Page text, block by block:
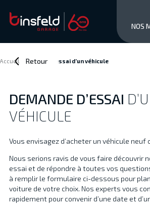
MARQUES
STOCK NEUF
SERVICES / VENTE
ATELIER
À PROPOS
ACCÈS ET CONTACTS
Private/Professional lease
Financements
Reprise
Jobs
Actualités
NOS
Retour
Accueil Demande d’essai d’un véhicule
DEMANDE D’ESSAI
VÉHICULE
Vous envisagez d’acheter un véhicule neuf
Nous serions ravis de vous faire découvrir
essai et de répondre à toutes vos
à remplir le formulaire ci-dessous pour
voiture de votre choix. Nos experts vous
rapidement pour convenir d’une date et